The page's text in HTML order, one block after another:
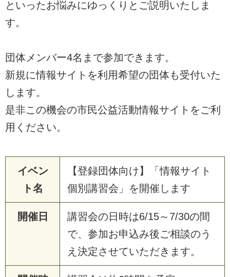
といったお悩みにゆっくりとご説明いたしま
す。
団体メンバー4名まで参加できます。
新規に情報サイトを利用希望の団体も受付いた
します。
是非この機会の市民公益活動情報サイトをご利
用ください。
イベン
ト名
【登録団体向け】「情報サイト
個別講習会」を開催します
開催日
講習会の日時は6/15～7/30の間
で、参加お申込み後ご相談のう
え決定させていただきます。